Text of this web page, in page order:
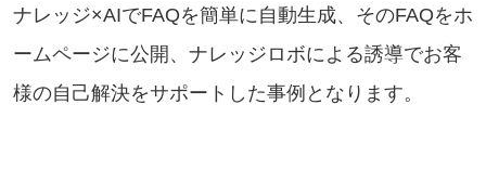
ナレッジ×AIでFAQを簡単に自動生成、そのFAQをホ
ームページに公開、ナレッジロボによる誘導でお客
様の自己解決をサポートした事例となります。